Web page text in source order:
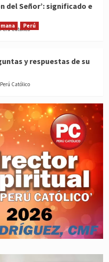
del Señor’: significado e
CatólicoPerú
y respuestas de su
Católico